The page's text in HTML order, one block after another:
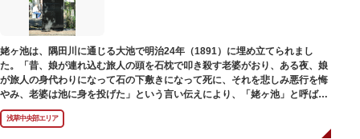
姥ヶ池は、隅田川に通じる大池で明治24年（1891）に埋め立てられまし
た。「昔、娘が連れ込む旅人の頭を石枕で叩き殺す老婆がおり、ある夜、娘
が旅人の身代わりになって石の下敷きになって死に、それを悲しみ悪行を悔
やみ、老婆は池に身を投げた」という言い伝えにより、「姥ヶ池」と呼ばれ
ていました。その碑は花川戸公園内にあります。
浅草中央部エリア